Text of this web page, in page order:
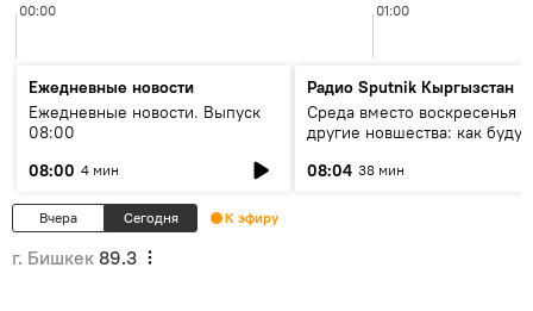
00:00 01:00
Ежедневные новости
Ежедневные новости. Выпуск
08:00
08:00 4 мин
Радио Sputnik Кыргызстан
Среда вместо воскресенья и
другие новшества: как будут
08:04 38 мин
Вчера Сегодня К эфиру
г. Бишкек 89.3